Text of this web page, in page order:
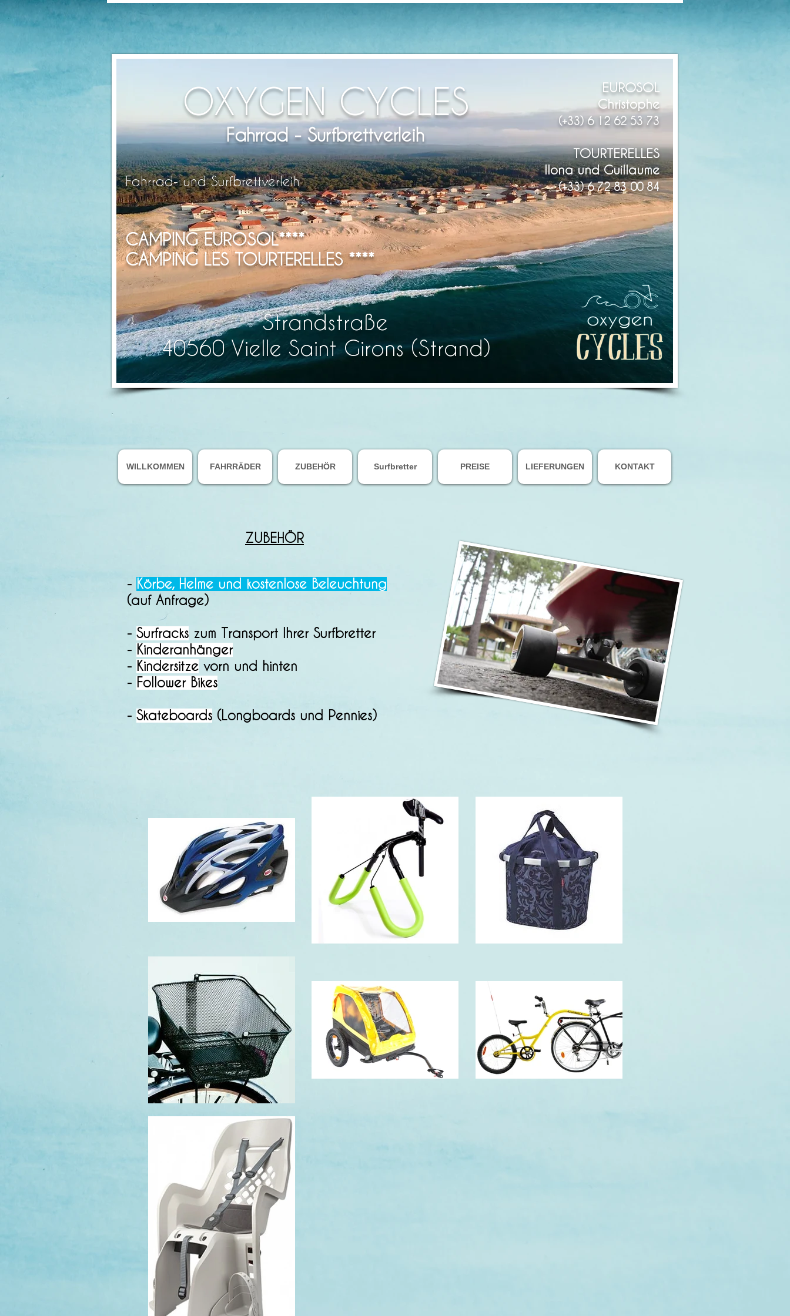
EUROSOL
Christophe
(+33) 6 12 62 53 73
TOURTERELLES
Ilona und Guillaume
(+33) 6 72 83 00 84
OXYGEN CYCLES
Fahrrad - Surfbrettverleih
Fahrrad- und Surfbrettverleih
CAMPING EUROSOL****
CAMPING LES TOURTERELLES ****
Strandstraße
40560 Vielle Saint Girons (Strand)
WILLKOMMEN FAHRRÄDER ZUBEHÖR Surfbretter PREISE LIEFERUNGEN KONTAKT
ZUBEHÖR
- Körbe, Helme und kostenlose Beleuchtung
(auf Anfrage)
- Surfracks zum Transport Ihrer Surfbretter
- Kinderanhänger
- Kindersitze vorn und hinten
- Follower Bikes
- Skateboards (Longboards und Pennies)